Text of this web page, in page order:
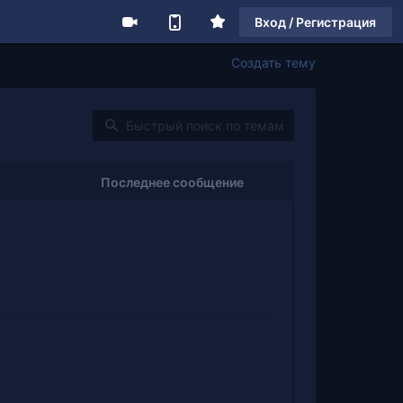
Вход / Регистрация
Создать тему
Последнее сообщение